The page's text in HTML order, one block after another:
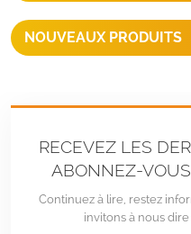
NOUVEAUX PRODUITS
RECEVEZ LES
ABONNEZ-
Continuez à lire, restez
invitons à nous